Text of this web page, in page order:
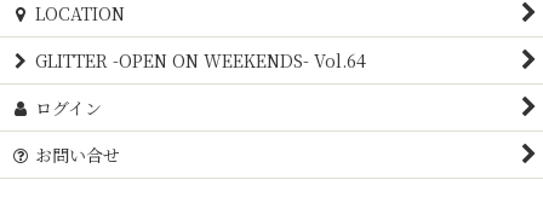
LOCATION
GLITTER -OPEN ON WEEKENDS- Vol.64
ログイン
お問い合せ